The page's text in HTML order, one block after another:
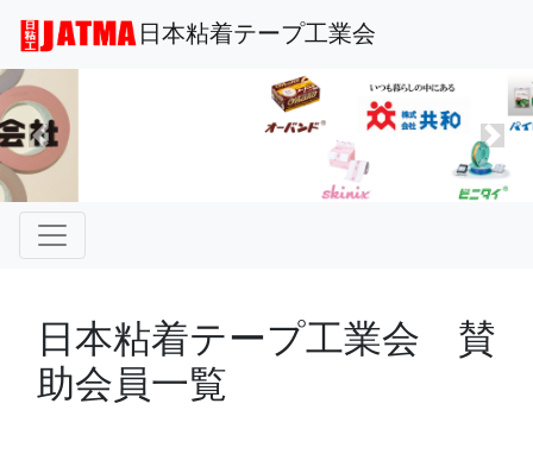
日本粘着テープ工業会
Previous Next
日本粘着テープ工業会 賛
助会員一覧